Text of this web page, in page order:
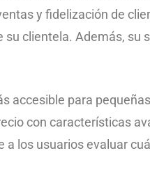
y fidelización de
clientela. Además,
accesible para
con características
los usuarios evaluar